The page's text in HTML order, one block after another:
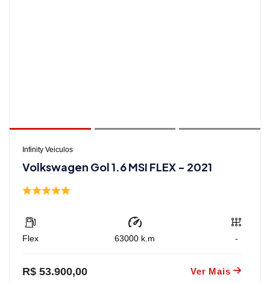
Infinity Veiculos
Volkswagen Gol 1.6 MSI FLEX - 2021
Flex 63000 k.m -
R$ 53.900,00 Ver Mais